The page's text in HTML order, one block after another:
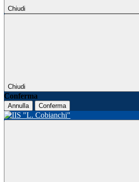
Chiudi
Chiudi
Conferma
Annulla Conferma